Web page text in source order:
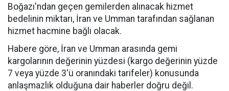
Boğazı'ndan geçen gemilerden alınacak hizmet
bedelinin miktarı, İran ve Umman tarafından sağlanan
hizmet hacmine bağlı olacak.
Habere göre, İran ve Umman arasında gemi
kargolarının değerinin yüzdesi (kargo değerinin yüzde
7 veya yüzde 3'ü oranındaki tarifeler) konusunda
anlaşmazlık olduğuna dair haberler doğru değil.